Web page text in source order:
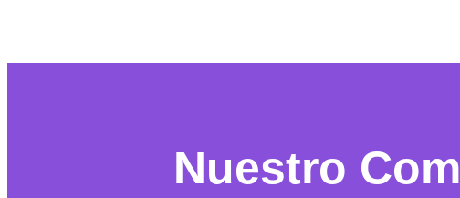
Nuestro